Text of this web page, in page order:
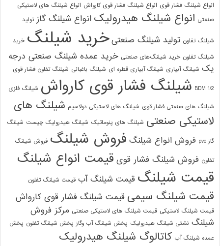
انواع شیلنگ فشار قوی انواع شیلنگ فشار قوی کارواش انواع شیلنگ های لاستیکی
صنعتی انواع شیلنگ هیدرولیک انواع شیلنگ گاز تولید
شیلنگ تفلون تولید شیلنگ صنعتی خرید شیلنگ خرید
شیلنگ تفلون خرید شیلنگ‌های صنعتی خرید عمده شیلنگ صنعتی درجه
یک شیلنگ آبیاری شیلنگ آبیاری قطره ای شیلنگ باغبانی شیلنگ تفلون فشار قوی
1/2 BDM شیلنگ فشار قوی کارواش شیلنگ فلزی
شیلنگ های صنعتی فشار قوی شیلنگ های لاستیکی دولاسیم شیلنگ های
لاستیکی صنعتی شیلنگ های پنوماتیک شیلنگ هیدرولیک چیست شیلنگ
گاز pvc فروش انواع شیلنگ فروش شیلنگ فروش شیلنگ
تفلون فروش شیلنگ فشار قوی قیمت انواع شیلنگ
قیمت شیلنگ قیمت شیلنگ آب قیمت شیلنگ تفلون
قیمت شیلنگ سیمی قیمت شیلنگ فشار قوی کارواش
قیمت شیلنگ لاستیکی قیمت شیلنگ های لاستیکی صنعتی مرکز فروش
شیلنگ نشتی شیلنگ هیدرولیک پخش شیلنگ آب وگاز پخش شیلنگ تفلون پخش
عمده شیلنگ آب کاتالوگ شیلنگ هیدرولیک